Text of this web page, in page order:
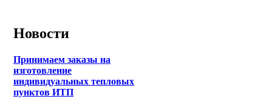
Новости
Принимаем заказы на
изготовление
индивидуальных тепловых
пунктов ИТП